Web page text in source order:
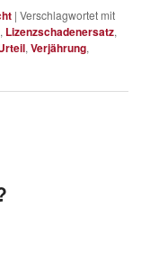
|Verschlagwortet mit
, Lizenzschadenersatz,
,Verjährung,